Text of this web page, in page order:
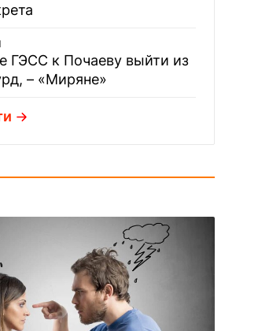
ГЭСС к Почаеву выйти из
– «Миряне»